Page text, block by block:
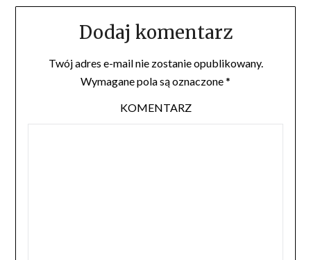
Dodaj komentarz
Twój adres e-mail nie zostanie opublikowany.
Wymagane pola są oznaczone*
KOMENTARZ